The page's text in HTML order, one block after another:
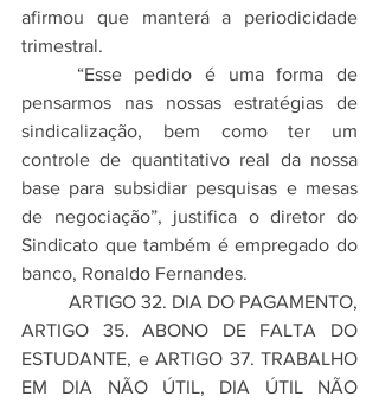
afirmou que manterá a periodicidade
trimestral.
pensarmos nas nossas estratégias de
sindicalização, bem como ter um
controle de quantitativo real da nossa
base para subsidiar pesquisas e mesas
de negociação”, justifica o diretor do
Sindicato que também é empregado do
banco, Ronaldo Fernandes.
ARTIGO 35. ABONO DE FALTA DO
ESTUDANTE, e ARTIGO 37. TRABALHO
EM DIA NÃO ÚTIL, DIA ÚTIL NÃO